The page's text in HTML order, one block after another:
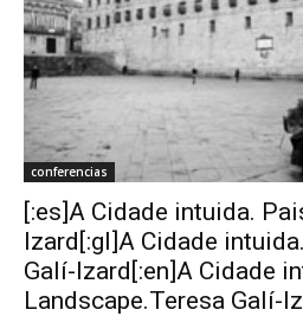
conferencias
[:es]A Cidade intuida.
Izard[:gl]A Cidade
Galí-Izard[:en]A Cidade
Landscape.Teresa Galí-